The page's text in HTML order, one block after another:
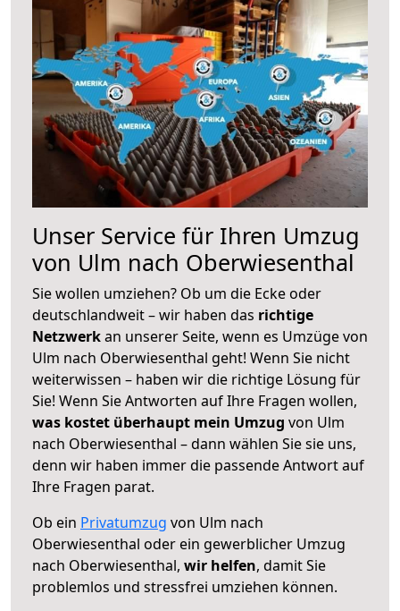
Unser Service für Ihren Umzug
von Ulm nach Oberwiesenthal
Sie wollen umziehen? Ob um die Ecke oder
deutschlandweit – wir haben das richtige
Netzwerkan unserer Seite, wenn es Umzüge von
Ulm nach Oberwiesenthal geht! Wenn Sie nicht
weiterwissen – haben wir die richtige Lösung für
Sie! Wenn Sie Antworten auf Ihre Fragen wollen,
was kostet überhaupt mein Umzug von Ulm
nach Oberwiesenthal – dann wählen Sie sie uns,
denn wir haben immer die passende Antwort auf
Ihre Fragen parat.
Ob ein Privatumzug von Ulm nach
Oberwiesenthal oder ein gewerblicher Umzug
nach Oberwiesenthal, wir helfen, damit Sie
problemlos und stressfrei umziehen können.